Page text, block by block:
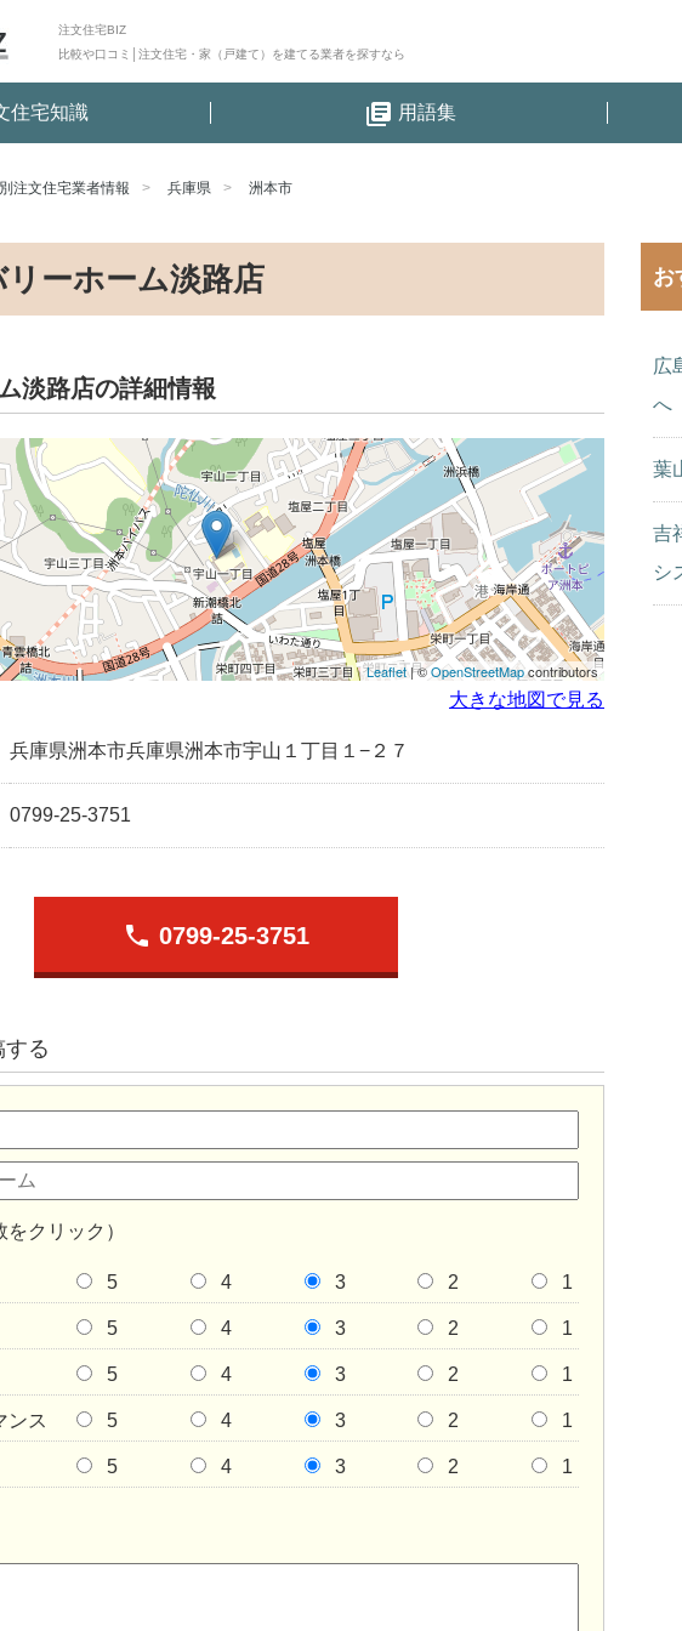
注文住宅BIZ
比較や口コミ│注文住宅・家（戸建て）を建てる業者を探すなら
住宅知識 library_books 用語集
注文住宅業者情報 兵庫県 洲本市
リーホーム淡路店
淡路店の詳細情報
Leaflet| ©OpenStreetMapcontributors
大きな地図で見る
兵庫県洲本市兵庫県洲本市宇山１丁目１−２７
0799-25-3751
phone 0799-25-3751
する
クリック）
5 4 3 2 1
5 4 3 2 1
5 4 3 2 1
ンス 5 4 3 2 1
5 4 3 2 1
お
広
へ
葉
吉
シ